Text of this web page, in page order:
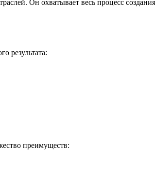
Он охватывает весь процесс
результата:
преимуществ: